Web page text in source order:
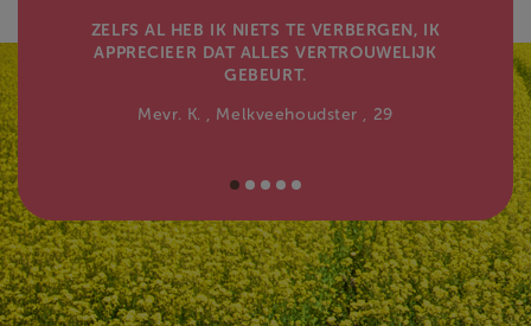
ZELFS AL HEB IK NIETS TE VERBERGEN, IK
APPRECIEER DAT ALLES VERTROUWELIJK
GEBEURT.
Mevr. K. , Melkveehoudster , 29